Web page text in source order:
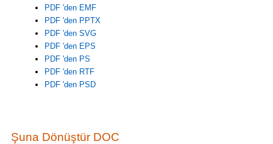
PDF 'den EMF
PDF 'den PPTX
PDF 'den SVG
PDF 'den EPS
PDF 'den PS
PDF 'den RTF
PDF 'den PSD
Şuna Dönüştür DOC